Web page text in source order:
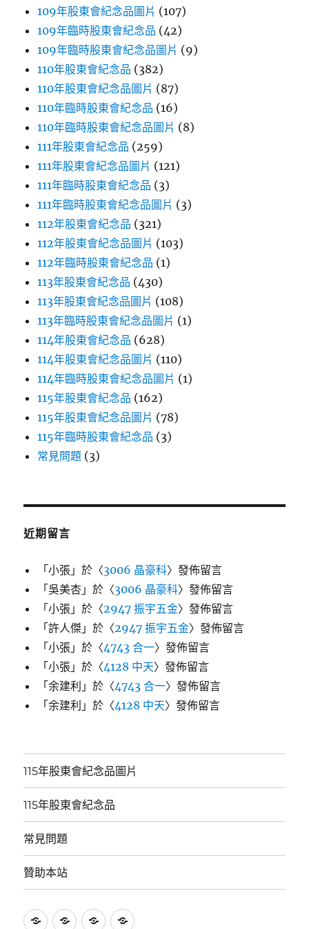
109年股東會紀念品圖片 (107)
109年臨時股東會紀念品 (42)
109年臨時股東會紀念品圖片 (9)
110年股東會紀念品 (382)
110年股東會紀念品圖片 (87)
110年臨時股東會紀念品 (16)
110年臨時股東會紀念品圖片 (8)
111年股東會紀念品 (259)
111年股東會紀念品圖片 (121)
111年臨時股東會紀念品 (3)
111年臨時股東會紀念品圖片 (3)
112年股東會紀念品 (321)
112年股東會紀念品圖片 (103)
112年臨時股東會紀念品 (1)
113年股東會紀念品 (430)
113年股東會紀念品圖片 (108)
113年臨時股東會紀念品圖片 (1)
114年股東會紀念品 (628)
114年股東會紀念品圖片 (110)
114年臨時股東會紀念品圖片 (1)
115年股東會紀念品 (162)
115年股東會紀念品圖片 (78)
115年臨時股東會紀念品 (3)
常見問題 (3)
近期留言
「小張 」於〈3006 晶豪科〉發佈留言
「吳美杏 」於〈3006 晶豪科〉發佈留言
「小張 」於〈2947 振宇五金〉發佈留言
「許人傑 」於〈2947 振宇五金〉發佈留言
「小張 」於〈4743 合一〉發佈留言
「小張 」於〈4128 中天〉發佈留言
「余建利 」於〈4743 合一〉發佈留言
「余建利 」於〈4128 中天〉發佈留言
115年股東會紀念品圖片
115年股東會紀念品
常見問題
贊助本站
115 115 常 贊